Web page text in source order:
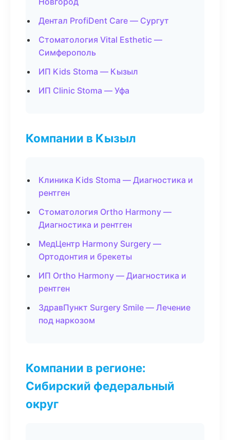
Дентал ProfiDent Care — Сургут
Стоматология Vital Esthetic —
Симферополь
ИП Kids Stoma — Кызыл
ИП Clinic Stoma — Уфа
Компании в Кызыл
Клиника Kids Stoma — Диагностика и
рентген
Стоматология Ortho Harmony —
Диагностика и рентген
МедЦентр Harmony Surgery —
Ортодонтия и брекеты
ИП Ortho Harmony — Диагностика и
рентген
ЗдравПункт Surgery Smile — Лечение
под наркозом
Компании в регионе:
Сибирский федеральный
округ